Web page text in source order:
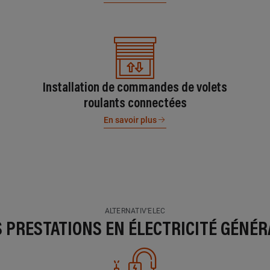
Installation de commandes de volets
roulants connectées
En savoir plus
ALTERNATIV'ELEC
PRESTATIONS EN ÉLECTRICITÉ